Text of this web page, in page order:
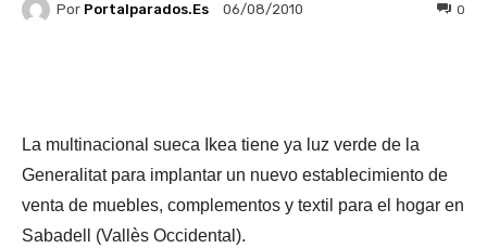
Por Portalparados.es 06/08/2010 0
La multinacional sueca Ikea tiene ya luz verde de la
Generalitat para implantar un nuevo establecimiento de
venta de muebles, complementos y textil para el hogar en
Sabadell (Vallès Occidental).